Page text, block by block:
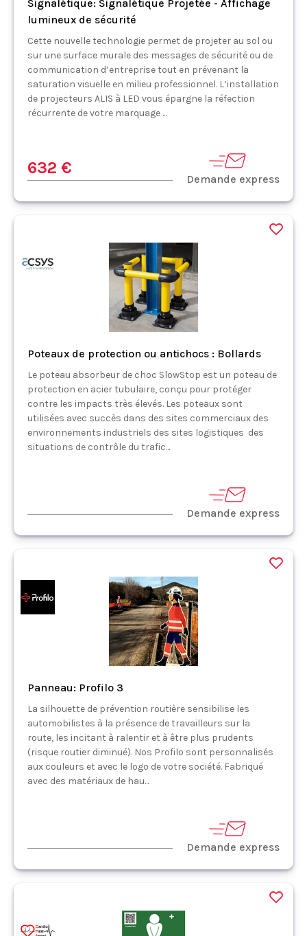
Signalétique: Signalétique Projetée - Affichage
lumineux de sécurité
Cette nouvelle technologie permet de projeter au sol ou
sur une surface murale des messages de sécurité ou de
communication d’entreprise tout en prévenant la
saturation visuelle en milieu professionnel. L’installation
de projecteurs ALIS à LED vous épargne la réfection
récurrente de votre marquage ...
632 €
Demande express
Poteaux de protection ou antichocs : Bollards
Le poteau absorbeur de choc SlowStop est un poteau de
protection en acier tubulaire, conçu pour protéger
contre les impacts très élevés. Les poteaux sont
utilisées avec succès dans des sites commerciaux des
environnements industriels des sites logistiques des
situations de contrôle du trafic...
Demande express
Panneau: Profilo 3
La silhouette de prévention routière sensibilise les
automobilistes à la présence de travailleurs sur la
route, les incitant à ralentir et à être plus prudents
(risque routier diminué). Nos Profilo sont personnalisés
aux couleurs et avec le logo de votre société. Fabriqué
avec des matériaux de hau...
Demande express